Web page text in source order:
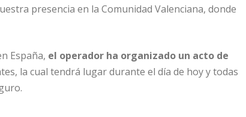
presencia en la Comunidad Valenciana, donde
España, el operador ha organizado un acto de
la cual tendrá lugar durante el día de hoy y todas